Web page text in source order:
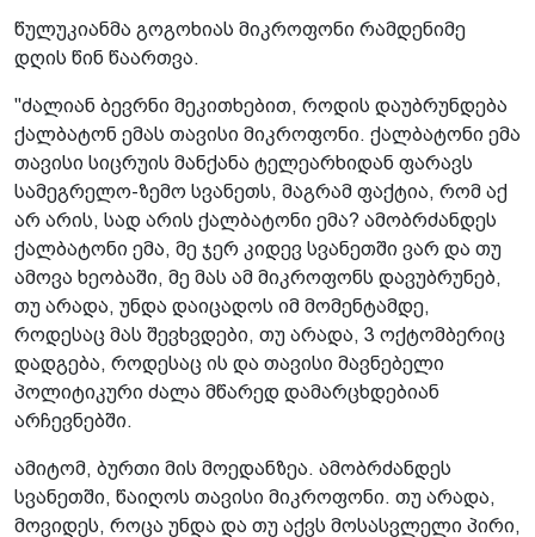
წულუკიანმა გოგოხიას მიკროფონი რამდენიმე
დღის წინ წაართვა.
"ძალიან ბევრნი მეკითხებით, როდის დაუბრუნდება
ქალბატონ ემას თავისი მიკროფონი. ქალბატონი ემა
თავისი სიცრუის მანქანა ტელეარხიდან ფარავს
სამეგრელო-ზემო სვანეთს, მაგრამ ფაქტია, რომ აქ
არ არის, სად არის ქალბატონი ემა? ამობრძანდეს
ქალბატონი ემა, მე ჯერ კიდევ სვანეთში ვარ და თუ
ამოვა ხეობაში, მე მას ამ მიკროფონს დავუბრუნებ,
თუ არადა, უნდა დაიცადოს იმ მომენტამდე,
როდესაც მას შევხვდები, თუ არადა, 3 ოქტომბერიც
დადგება, როდესაც ის და თავისი მავნებელი
პოლიტიკური ძალა მწარედ დამარცხდებიან
არჩევნებში.
ამიტომ, ბურთი მის მოედანზეა. ამობრძანდეს
სვანეთში, წაიღოს თავისი მიკროფონი. თუ არადა,
მოვიდეს, როცა უნდა და თუ აქვს მოსასვლელი პირი,